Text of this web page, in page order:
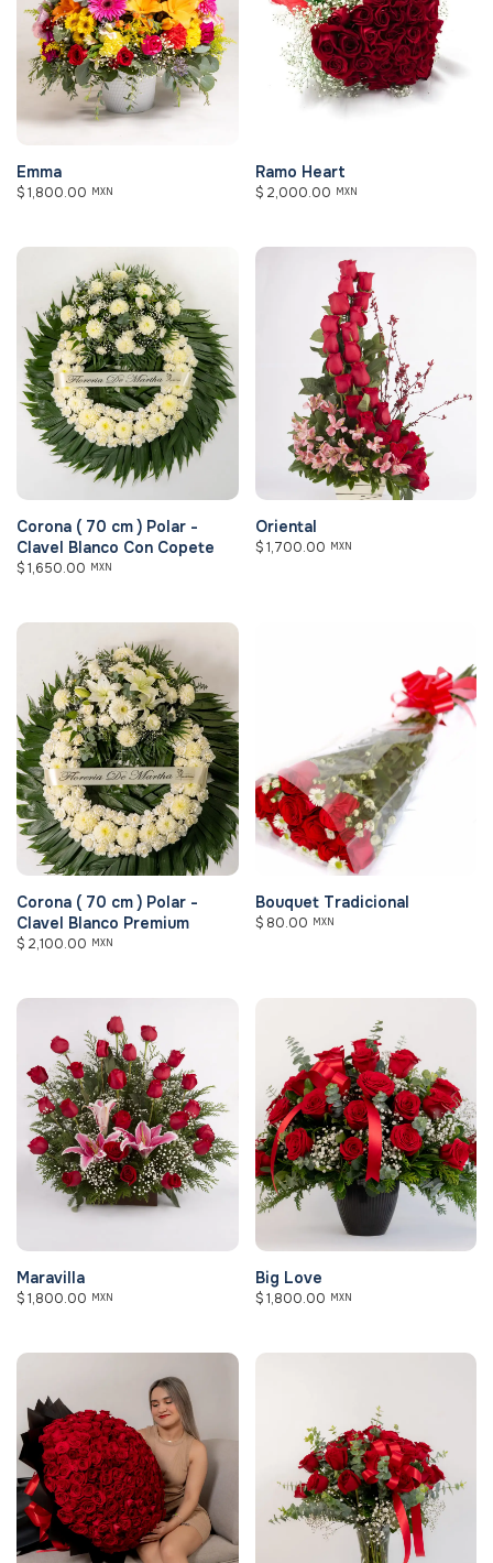
Emma
$1,800.00 MXN
Ramo Heart
$ 2,000.00 MXN
Corona ( 70 cm ) Polar -
Clavel Blanco Con Copete
$1,650.00 MXN
Oriental
$1,700.00 MXN
Corona ( 70 cm ) Polar -
Clavel Blanco Premium
$ 2,100.00 MXN
Bouquet Tradicional
$ 80.00 MXN
Maravilla
$1,800.00 MXN
Big Love
$1,800.00 MXN